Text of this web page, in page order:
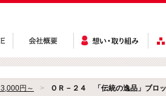
円～ > ＯＲ－２４ 「伝統の逸品」ブロ